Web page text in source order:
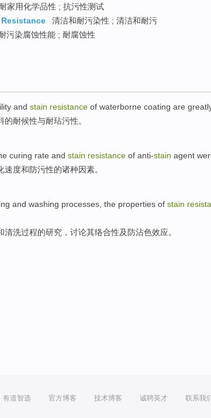
家用化学品性 ; 抗污性测试
清洁和耐污染性 ; 清洁和耐污
污染腐蚀性能 ; 耐腐蚀性
and stain resistance of waterborne coating are
的耐候性与耐玷污性。
curing rate and stain resistance of anti-stain agent
速度和防污性的诸种因素。
and washing processes , the properties of stain
清洗过程的研究，讨论其络合性及防沾色效应。
有道智选 官方博客 技术博客 诚聘英才 联系我